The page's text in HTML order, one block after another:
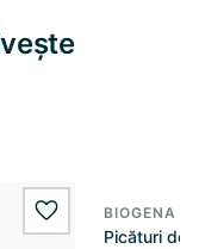
wishlist.add
BIOGENA
Picături de